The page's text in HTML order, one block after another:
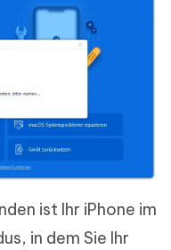
ist Ihr iPhone im
in dem Sie Ihr